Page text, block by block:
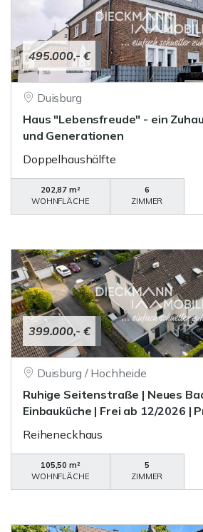
495.000,- €
Duisburg
Haus "Lebensfreude" - ein
und Generationen
Doppelhaushälfte
202,87 m²
WOHNFLÄCHE
6
ZIMMER
399.000,- €
Duisburg / Hochheide
Ruhige Seitenstraße | Neues
Einbauküche | Frei ab 12/2026 |
Reiheneckhaus
105,50 m²
WOHNFLÄCHE
5
ZIMMER